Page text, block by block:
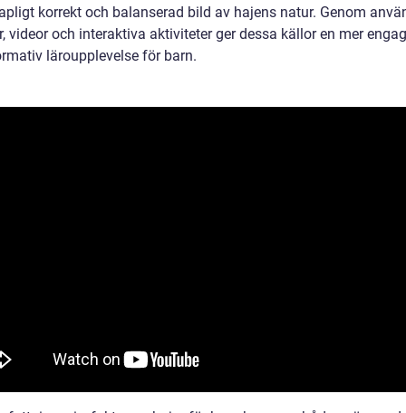
korrekt och balanserad bild av hajens natur. Genom
videor och interaktiva aktiviteter ger dessa källor en mer
läroupplevelse för barn.